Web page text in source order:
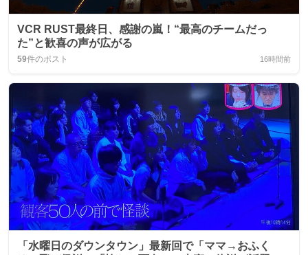
VCR RUST最終日、感謝の嵐！“最高のチームだっ
た”と歓喜の声が広がる
59件のポスト 16時間前
「水曜日のダウンタウン」最新回で「ママ→おふく